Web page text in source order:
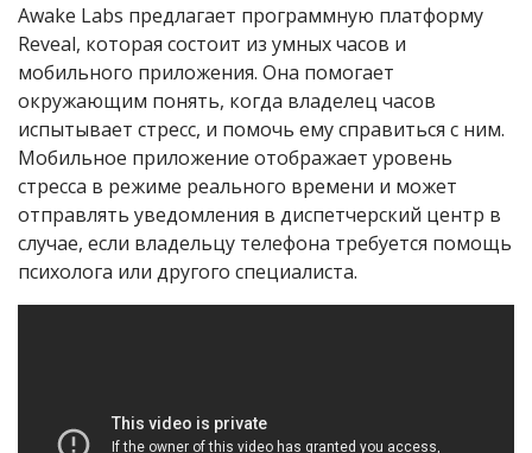
Awake Labs предлагает программную платформу
Reveal, которая состоит из умных часов и
мобильного приложения. Она помогает
окружающим понять, когда владелец часов
испытывает стресс, и помочь ему справиться с ним.
Мобильное приложение отображает уровень
стресса в режиме реального времени и может
отправлять уведомления в диспетчерский центр в
случае, если владельцу телефона требуется помощь
психолога или другого специалиста.